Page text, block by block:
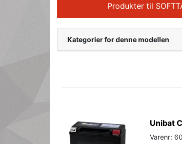
Produkter til
Kategorier for denne modellen
Unibat
Varenr: